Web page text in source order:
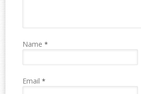
Name*
Email*